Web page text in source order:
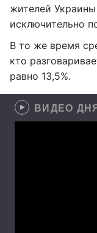
жителей
исключительно
В то же время
кто
равно 13,5%.
ВИДЕО